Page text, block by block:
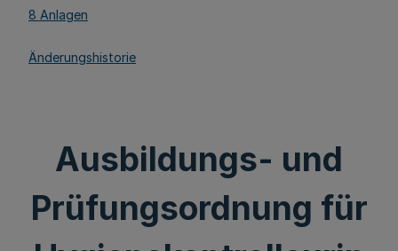
8 Anlagen
Änderungshistorie
Ausbildungs- und
Prüfungsordnung für